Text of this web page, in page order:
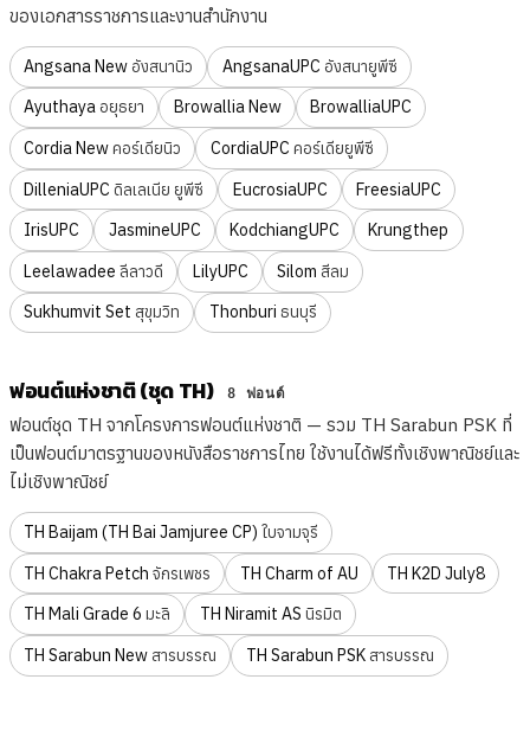
ของเอกสารราชการและงานสำนักงาน
Angsana New อังสนานิว AngsanaUPC อังสนายูพีซี
Ayuthaya อยุธยา Browallia New
BrowalliaUPC
Cordia Newคอร์เดียนิว CordiaUPC คอร์เดียยูพีซี
DilleniaUPC ดิลเลเนีย ยูพีซี EucrosiaUPC
FreesiaUPC
IrisUPC
JasmineUPC KodchiangUPC
Krungthep
Leelawadeeลีลาวดี LilyUPC Silom สีลม
Sukhumvit Set สุขุมวิท Thonburi ธนบุรี
ฟอนต์แห่งชาติ (ชุด TH) 8 ฟอนต์
ฟอนต์ชุด TH จากโครงการฟอนต์แห่งชาติ — รวม TH Sarabun PSK ที่
เป็นฟอนต์มาตรฐานของหนังสือราชการไทย ใช้งานได้ฟรีทั้งเชิงพาณิชย์และ
ไม่เชิงพาณิชย์
TH Baijam (TH Bai Jamjuree CP)ใบจามจุรี
TH Chakra Petchจักรเพชร TH Charm of AU
TH K2D July8
TH Mali Grade 6มะลิ TH Niramit AS นิรมิต
TH Sarabun New สารบรรณ TH Sarabun PSK สารบรรณ